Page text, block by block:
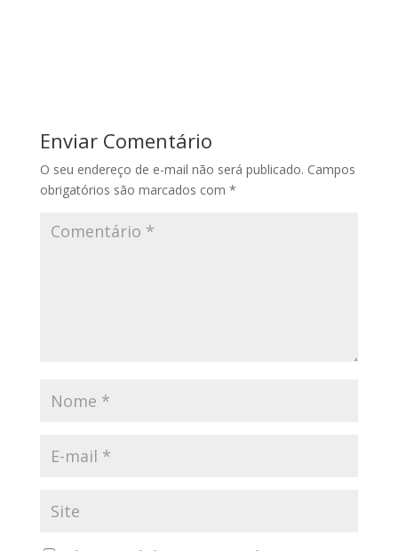
Enviar Comentário
O seu endereço de e-mail não será publicado. Campos
obrigatórios são marcados com *